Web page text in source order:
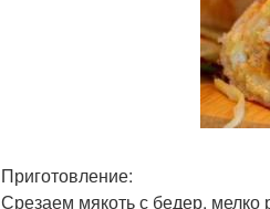
Приготовление:
Срезаем мякоть с бедер, мелко